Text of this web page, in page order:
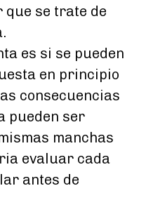
que se trate de
es si se pueden
en principio
consecuencias
pueden ser
manchas
evaluar cada
antes de